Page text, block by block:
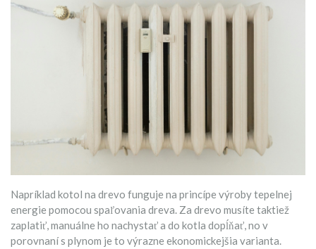
Napríklad kotol na drevo funguje na princípe výroby tepelnej
energie pomocou spaľovania dreva. Za drevo musíte taktiež
zaplatiť, manuálne ho nachystať a do kotla dopĺňať, no v
porovnaní s plynom je to výrazne ekonomickejšia varianta.